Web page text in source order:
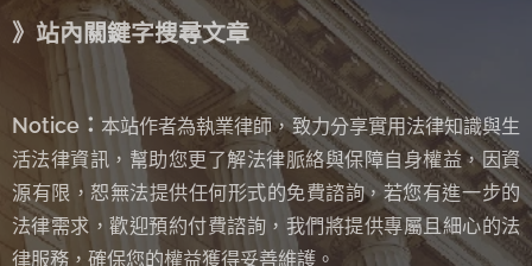
》站內關鍵字搜尋文章
Notice： 本站作者為執業律師，致力分享實用法律知識與生
活法律資訊，幫助您更了解法律脈絡與保障自身權益，因資
源有限，恕無法提供任何形式的免費諮詢， 若您有進一步的
法律需求，歡迎預約付費諮詢，我們將提供專屬且細心的法
律服務，確保您的權益獲得妥善維護。